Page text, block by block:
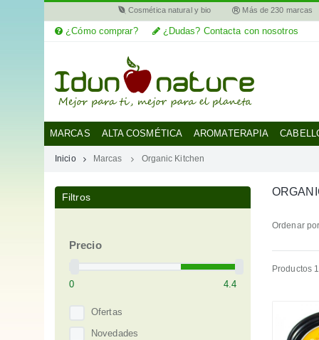
MARCAS
Cosmética natural y bio Más de 230 marcas
¿Cómo comprar? ¿Dudas? Contacta con nosotros
MARCAS ALTA COSMÉTICA AROMATERAPIA
Inicio Marcas Organic Kitchen
Filtros
Precio
Ofertas
Novedades
Ordenar
Productos